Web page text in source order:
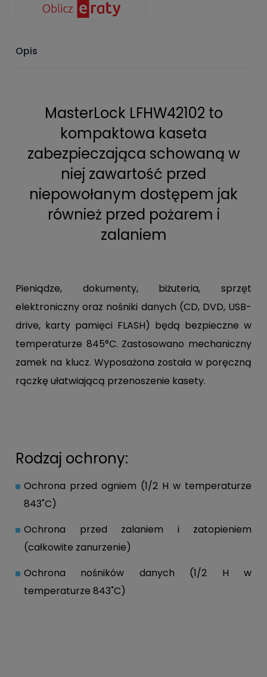
Opis
MasterLock LFHW42102 to
kompaktowa kaseta
zabezpieczająca schowaną w
niej zawartość przed
niepowołanym dostępem jak
również przed pożarem i
zalaniem
Pieniądze, dokumenty, biżuteria, sprzęt
elektroniczny oraz nośniki danych (CD, DVD, USB-
drive, karty pamięci FLASH) będą bezpieczne w
temperaturze 845°C. Zastosowano mechaniczny
zamek na klucz. Wyposażona została w poręczną
rączkę ułatwiającą przenoszenie kasety.
Rodzaj ochrony:
Ochrona przed ogniem (1/2 H w temperaturze
843˚C)
Ochrona przed zalaniem i zatopieniem
(całkowite zanurzenie)
Ochrona nośników danych (1/2 H w
temperaturze 843˚C)